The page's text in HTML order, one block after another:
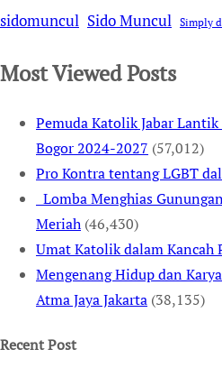
sidomuncul Sido Muncul Simply
Most Viewed Posts
Pemuda Katolik Jabar
Bogor 2024-2027 (57,012)
Pro Kontra tentang LGBT
Lomba Menghias
Meriah (46,430)
Umat Katolik dalam
Mengenang Hidup dan
Atma Jaya Jakarta (38,135)
Recent Post